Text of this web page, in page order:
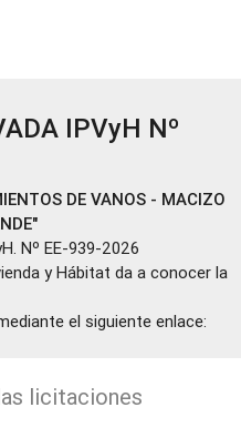
IPVyH Nº
DE VANOS - MACIZO
Nº EE-939-2026
y Hábitat da a conocer la
el siguiente enlace:
licitaciones